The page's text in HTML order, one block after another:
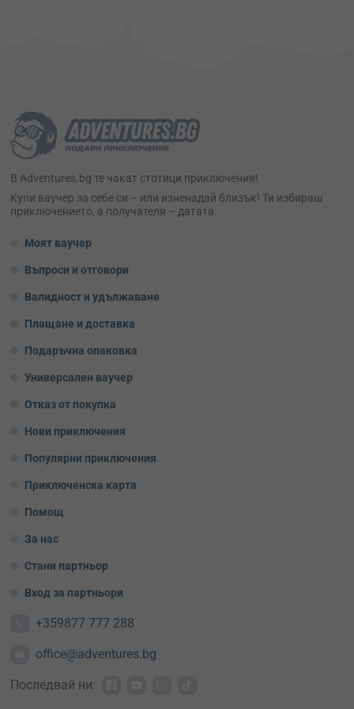
В Adventures.bg те чакат стотици приключения!
Kупи ваучер за себе си – или изненадай близък! Ти избираш
приключението, а получателя – датата.
Моят ваучер
Въпроси и отговори
Валидност и удължаване
Плащане и доставка
Подаръчна опаковка
Универсален ваучер
Отказ от покупка
Нови приключения
Популярни приключения
Приключенска карта
Помощ
За нас
Стани партньор
Вход за партньори
+359877 777 288
office@adventures.bg
Последвай ни: